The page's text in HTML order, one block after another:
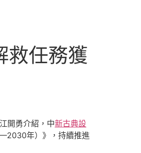
救任務獲
開勇介紹，中新古典設
年）》，持續推進